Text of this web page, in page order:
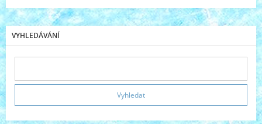
VYHLEDÁVÁNÍ